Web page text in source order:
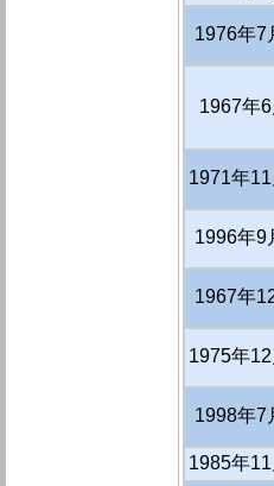
1976年7
1967年
1971年
1996年9
1967年
1975年
1998年7
1985年